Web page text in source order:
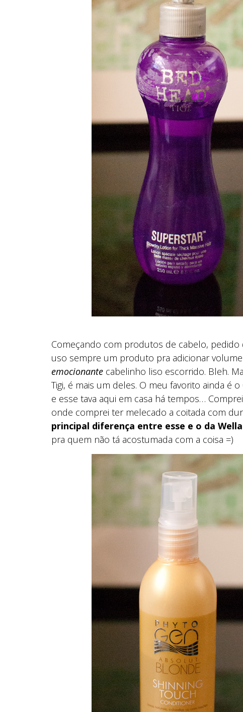
Começando com produtos de cabelo,
uso sempre um produto pra adicionar
emocionante cabelinho liso escorrido. Bleh.
Tigi, é mais um deles. O meu favorito ainda é o
e esse tava aqui em casa há tempos…
onde comprei ter melecado a coitada com
principal diferença entre esse e o da
pra quem não tá acostumada com a coisa =)